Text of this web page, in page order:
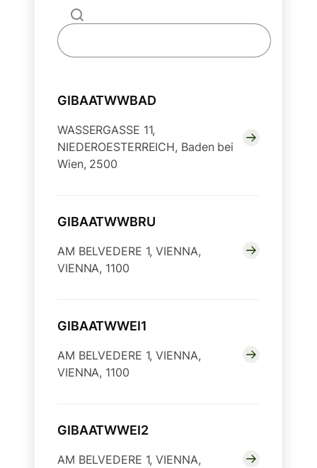
GIBAATWWBAD
WASSERGASSE 11,
NIEDEROESTERREICH, Baden bei
Wien, 2500
GIBAATWWBRU
AM BELVEDERE 1, VIENNA,
VIENNA, 1100
GIBAATWWEI1
AM BELVEDERE 1, VIENNA,
VIENNA, 1100
GIBAATWWEI2
AM BELVEDERE 1, VIENNA,